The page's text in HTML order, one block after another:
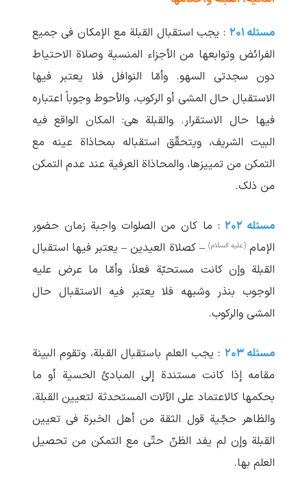
مسئله ۲۰۱
: یجب استقبال القبلة مع الإمکان فی جمیع
الفرائض وتوابعها من الأجزاء المنسیة وصلاة الاحتیاط
دون سجدتی السهو. وأمّا النوافل فلا یعتبر فیها
الاستقبال حال المشی أو الرکوب، والأحوط وجوباً اعتباره
فیها حال الاستقرار. والقبلة هی: المکان الواقع فیه
البیت الشریف، ویتحقّق استقباله بمحاذاة عینه مع
التمکن من تمییزها، والمحاذاة العرفیة عند عدم التمکن
من ذلک.
مسئله ۲۰۲
: ما کان من الصلوات واجبة زمان حضور
الإمام (علیه السلام) – کصلاة العیدین – یعتبر فیها استقبال
القبلة وإن کانت مستحبّة فعلاً، وأمّا ما عرض علیه
الوجوب بنذر وشبهه فلا یعتبر فیه الاستقبال حال
المشی والرکوب.
مسئله ۲۰۳
: یجب العلم باستقبال القبلة، وتقوم البینة
مقامه إذا کانت مستندة إلی المبادئ الحسیة أو ما
بحکمها کالاعتماد علی الآلات المستحدثة لتعیین القبلة،
والظاهر حجّیة قول الثقة من أهل الخبرة فی تعیین
القبلة وإن لم یفد الظنّ حتّی مع التمکن من تحصیل
العلم بها.